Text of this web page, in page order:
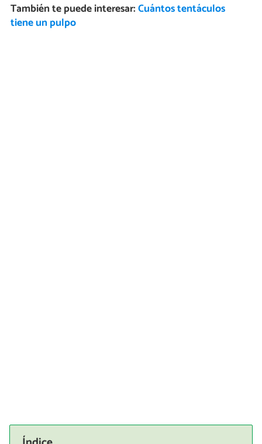
También te puede interesar:Cuántos tentáculos
tiene un pulpo